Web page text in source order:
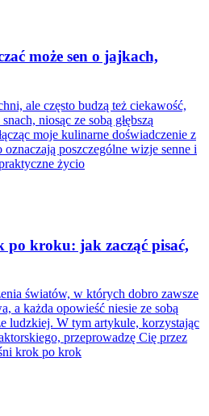
może sen o jajkach,
ale często budzą też ciekawość,
niosąc ze sobą głębszą
moje kulinarne doświadczenie z
poszczególne wizje senne i
życio
po kroku: jak zacząć pisać,
światów, w których dobro zawsze
a każda opowieść niesie ze sobą
ludzkiej. W tym artykule, korzystając
przeprowadzę Cię przez
krok po krok